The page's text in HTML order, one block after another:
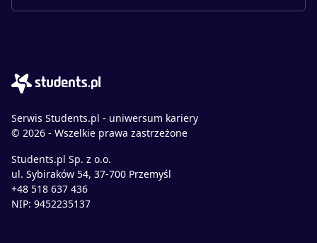
Serwis Students.pl - uniwersum kariery
© 2026 - Wszelkie prawa zastrzeżone
Students.pl Sp. z o.o.
ul. Sybiraków 54, 37-700 Przemyśl
+48 518 637 436
NIP: 9452235137